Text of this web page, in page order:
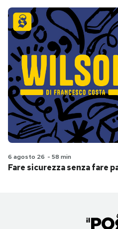
6 agosto 26 - 58 min
Fare sicurezza senza fare